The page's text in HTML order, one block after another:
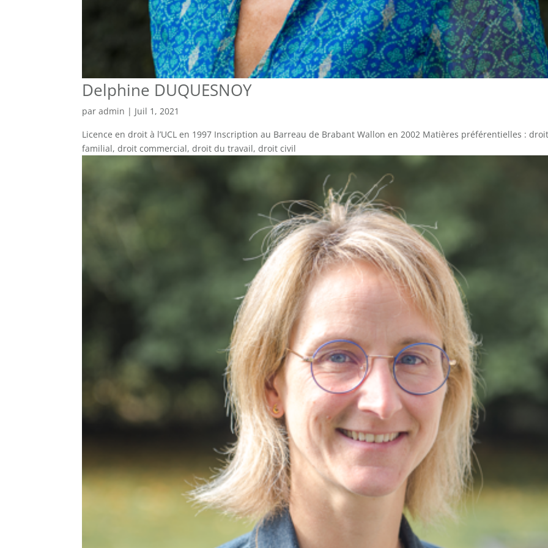
Delphine DUQUESNOY
paradmin | Juil 1, 2021
Licence en droit à l’UCL en 1997 Inscription au Barreau de Brabant Wallon en 2002 Matières préférentielles :
familial, droit commercial, droit du travail, droit civil